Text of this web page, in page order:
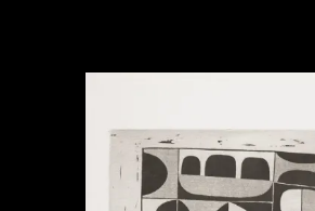
进一步筛选